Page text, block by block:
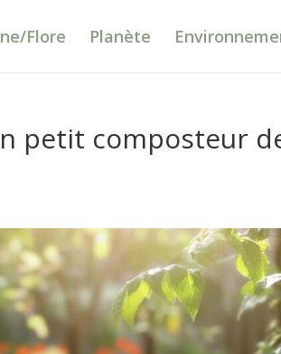
Flore Planète
petit composteur